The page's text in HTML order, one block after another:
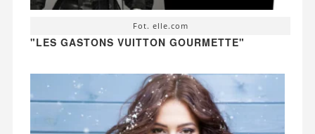
Fot. elle.com
"LES GASTONS VUITTON GOURMETTE"